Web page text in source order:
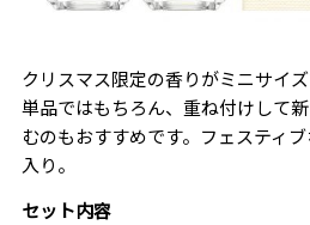
クリスマス限定の香りがミニサイ
単品ではもちろん、重ね付けして
むのもおすすめです。フェスティ
入り。
セット内容